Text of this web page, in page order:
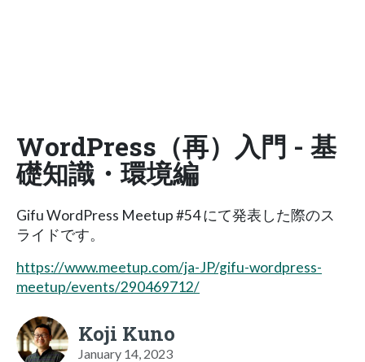
WordPress（再）入門 - 基
礎知識・環境編
Gifu WordPress Meetup #54 にて発表した際のス
ライドです。
https://www.meetup.com/ja-JP/gifu-wordpress-
meetup/events/290469712/
Koji Kuno
January 14, 2023